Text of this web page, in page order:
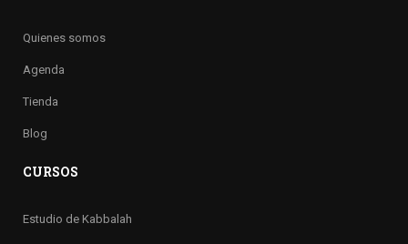
Quienes somos
Agenda
Tienda
Blog
CURSOS
Estudio de Kabbalah